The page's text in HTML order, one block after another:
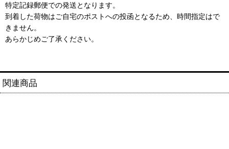
特定記録郵便での発送となります。
到着した荷物はご自宅のポストへの投函となるため、時間指定はで
きません。
あらかじめご了承ください。
関連商品